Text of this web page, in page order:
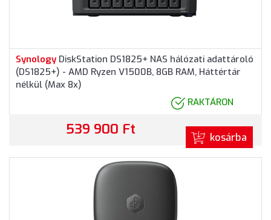
Synology DiskStation DS1825+ NAS hálózati adattároló
(DS1825+) - AMD Ryzen V1500B, 8GB RAM, Háttértár
nélkül (Max 8x)
RAKTÁRON
539 900 Ft kosárba